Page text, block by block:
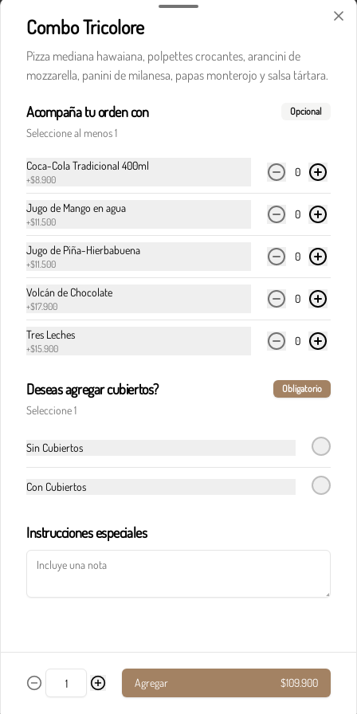
$32.900
acompañada del corazón cremoso de la burrata.
Pasta calderete castello pollo
Pasta calderete pollo al pesto
Combo Tricolore
Pizza mediana hawaiana, polpettes crocantes, arancini de
mozzarella, panini de milanesa, papas monterojo y salsa tártara.
Acompaña tu orden con Opcional
Seleccione al menos 1
Coca-Cola Tradicional 400ml
+$8.900
0
Jugo de Mango en agua
+$11.500
0
Jugo de Piña-Hierbabuena
+$11.500
0
Volcán de Chocolate
+$17.900
0
Tres Leches
+$15.900
0
Deseas agregar cubiertos? Obligatorio
Seleccione 1
Sin Cubiertos
Con Cubiertos
Instrucciones especiales
Agregar $109.900